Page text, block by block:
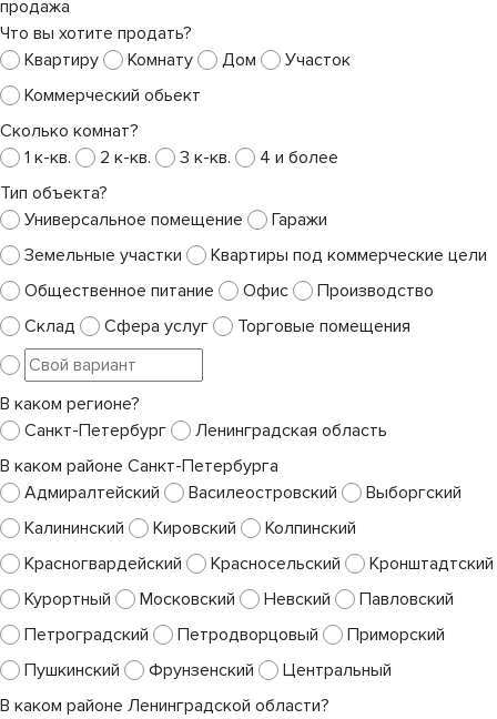
продажа
Что вы хотите продать?
Квартиру
Комнату Дом
Участок
Коммерческий обьект
Сколько комнат?
1 к-кв.
2 к-кв. 3 к-кв.
4 и более
Тип объекта?
Универсальное помещение
Гаражи
Земельные участки
Квартиры под коммерческие цели
Общественное питание
Офис
Производство
Склад
Сфера услуг Торговые помещения
В каком регионе?
Санкт-Петербург
Ленинградская область
В каком районе Санкт-Петербурга
Адмиралтейский
Василеостровский
Выборгский
Калининский
Кировский
Колпинский
Красногвардейский
Красносельский
Кронштадтский
Курортный
Московский Невский
Павловский
Петроградский
Петродворцовый
Приморский
Пушкинский
Фрунзенский
Центральный
В каком районе Ленинградской области?